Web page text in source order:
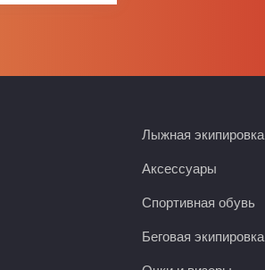
Лыжная экипировка
Аксессуары
Спортивная обувь
Беговая экипировка